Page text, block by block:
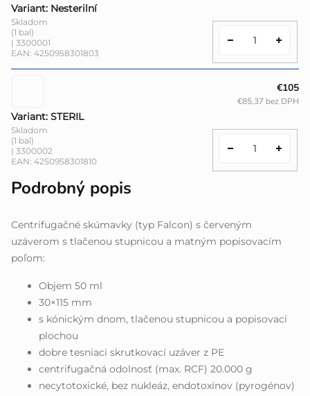
Variant: Nesterilní
Skladom
(1 bal)
| 3300001
EAN: 4250958301803
Variant: STERIL
Skladom
(1 bal)
| 3300002
EAN: 4250958301810
€105
€85,37 bez DPH
Podrobný popis
Centrifugačné skúmavky (typ Falcon) s červeným
uzáverom s tlačenou stupnicou a matným popisovacím
poľom:
Objem 50 ml
30×115 mm
s kónickým dnom, tlačenou stupnicou a popisovací
plochou
dobre tesniaci skrutkovací uzáver z PE
centrifugačná odolnosť (max. RCF) 20.000 g
necytotoxické, bez nukleáz, endotoxínov (pyrogénov)